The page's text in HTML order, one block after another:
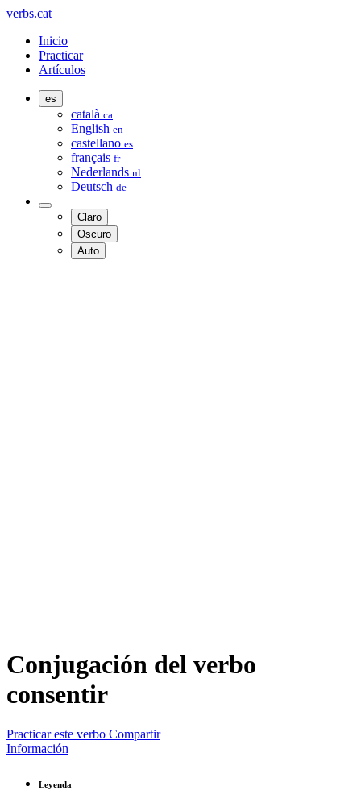
verbs.cat
Inicio
Practicar
Artículos
es
català ca
English en
castellano es
français fr
Nederlands nl
Deutsch de
Claro
Oscuro
Auto
Conjugación del verbo
consentir
Practicar este verbo Compartir
Información
Leyenda